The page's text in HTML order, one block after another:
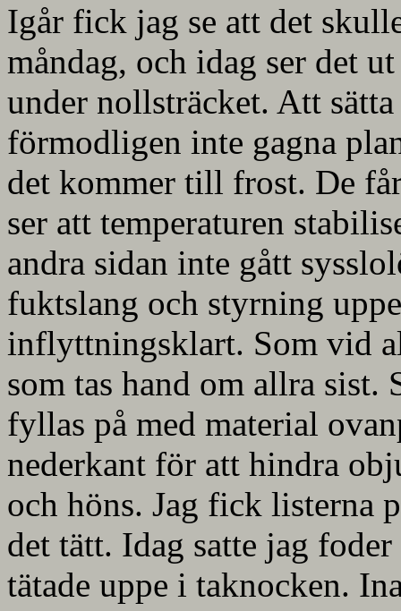
Igår fick jag se att det
måndag, och idag ser det
under nollsträcket. Att
förmodligen inte gagna
det kommer till frost. De
ser att temperaturen
andra sidan inte gått
fuktslang och styrning
inflyttningsklart. Som vid
som tas hand om allra sist.
fyllas på med material
nederkant för att hindra
och höns. Jag fick listerna
det tätt. Idag satte jag
tätade uppe i taknocken.